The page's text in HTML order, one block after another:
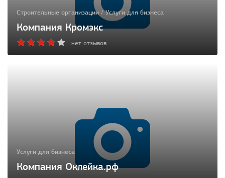
Строительные организации / Услуги для бизнеса
Компания Кромэкс
нет отзывов
Услуги для бизнеса
Компания Оклейка.рф